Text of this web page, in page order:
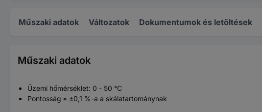
Műszaki adatok Változatok Dokumentumok és letöltések
Műszaki adatok
Üzemi hőmérséklet: 0 - 50 °C
Pontosság ≤ ±0,1 %-a a skálatartománynak